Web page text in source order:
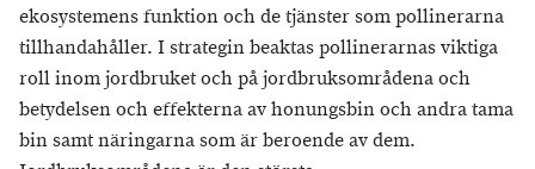
ekosystemens funktion och de tjänster som pollinerarna
tillhandahåller. I strategin beaktas pollinerarnas viktiga
roll inom jordbruket och på jordbruksområdena och
betydelsen och effekterna av honungsbin och andra tama
bin samt näringarna som är beroende av dem.